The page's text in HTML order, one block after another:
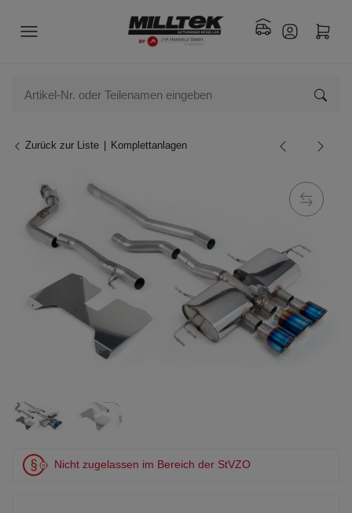
Zurück zur Liste Komplettanlagen
Nicht zugelassen im Bereich der StVZO